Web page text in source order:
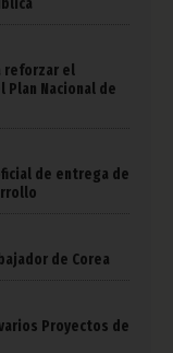
reforzar el
Nacional de
de entrega de
de Corea
Proyectos de